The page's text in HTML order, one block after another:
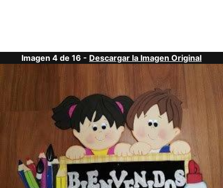
Imagen 4 de 16 - Descargar la Imagen Original